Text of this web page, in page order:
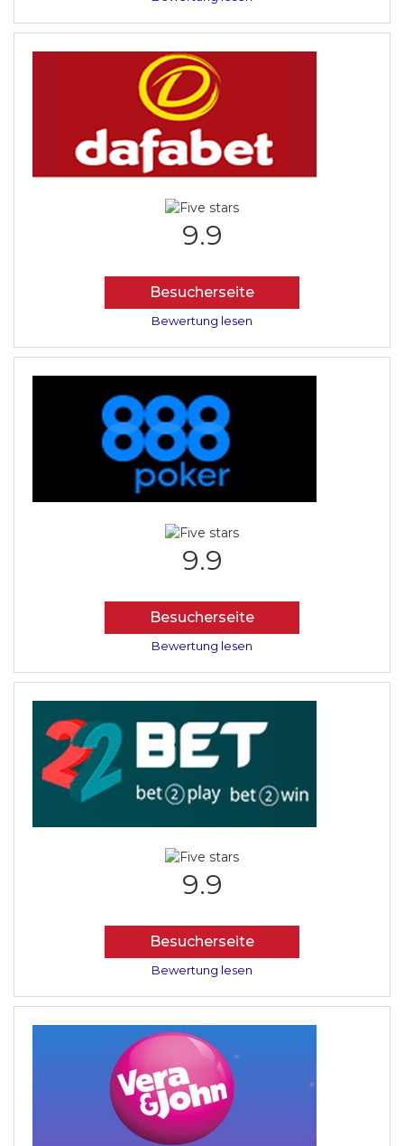
9.9
Besucherseite
Bewertung lesen
9.9
Besucherseite
Bewertung lesen
9.9
Besucherseite
Bewertung lesen